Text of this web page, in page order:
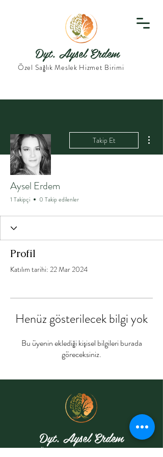
Dyt. Aysel Erdem
Özel Sağlık Meslek Hizmet Birimi
Takip Et
Aysel Erdem
1 Takipçi 0 Takip edilenler
Profil
Katılım tarihi: 22 Mar 2024
Henüz gösterilecek bilgi yok
Bu üyenin eklediği kişisel bilgileri burada
göreceksiniz.
Dyt. Aysel Erdem
Özel Sağlık Meslek Hizmet